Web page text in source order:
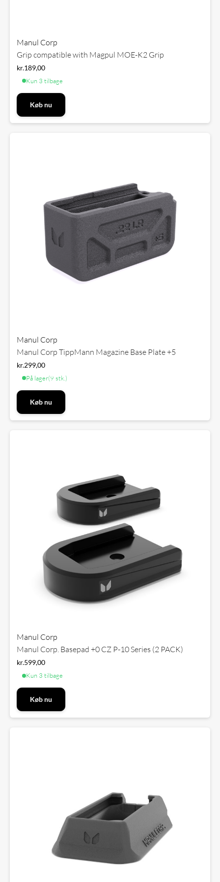
Manul Corp
Grip compatible with Magpul MOE-K2 Grip
kr.189,00
Kun 3 tilbage
Køb nu
Manul Corp
Manul Corp TippMann Magazine Base Plate +5
kr.299,00
På lager(9 stk.)
Køb nu
Manul Corp
Manul Corp. Basepad +0 CZ P-10 Series (2 PACK)
kr.599,00
Kun 3 tilbage
Køb nu